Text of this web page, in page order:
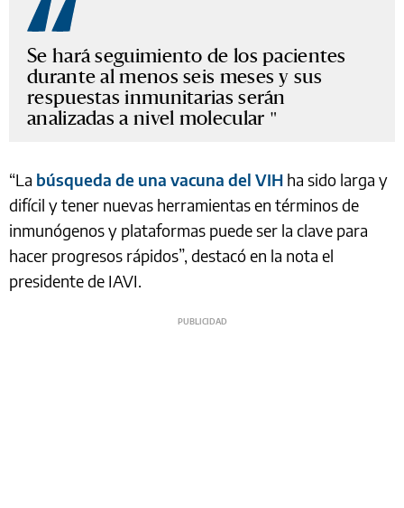
Se hará seguimiento de los pacientes
durante al menos seis meses y sus
respuestas inmunitarias serán
analizadas a nivel molecular
“La búsqueda de una vacuna del VIH ha sido larga y
difícil y tener nuevas herramientas en términos de
inmunógenos y plataformas puede ser la clave para
hacer progresos rápidos”, destacó en la nota el
presidente de IAVI.